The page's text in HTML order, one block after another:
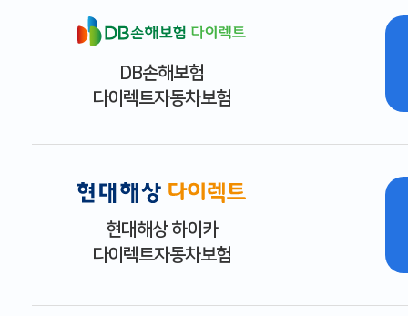
DB손해보험
다이렉트자동차보험
현대해상 하이카
다이렉트자동차보험